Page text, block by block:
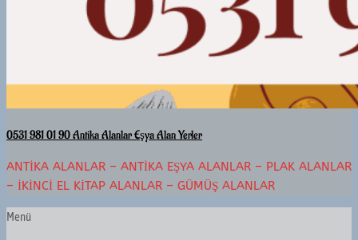
0531 981 01 90 Antika Alanlar Eşya Alan Yerler
ANTIKA ALANLAR – ANTIKA EŞYA ALANLAR – PLAK ALANLAR
– İKINCI EL KITAP ALANLAR – GÜMÜŞ ALANLAR
Menü